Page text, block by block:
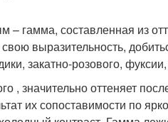
– гамма, составленная из
выразительность,
закатно-розового,
, значительно оттеняет
их сопоставимости по